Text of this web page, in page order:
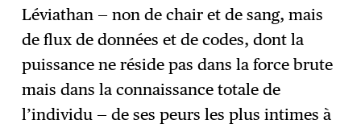
Léviathan — non de chair et de sang, mais
de flux de données et de codes, dont la
puissance ne réside pas dans la force brute
mais dans la connaissance totale de
l’individu — de ses peurs les plus intimes à